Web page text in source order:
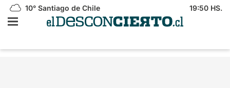
10° Santiago de Chile 19:50 HS.